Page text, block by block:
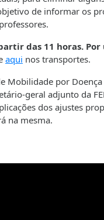
de informar os
das 11 horas.
aqui nos transportes.
Mobilidade por
geral adjunto da
dos ajustes
na mesma.